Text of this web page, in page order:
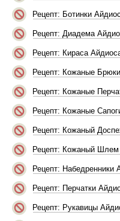
Рецепт: Ботинки
Рецепт: Диадема
Рецепт: Кираса
Рецепт: Кожаные
Рецепт: Кожаные
Рецепт: Кожаные
Рецепт: Кожаный
Рецепт: Кожаный Шлем
Рецепт: Набедренники
Рецепт: Перчатки
Рецепт: Рукавицы